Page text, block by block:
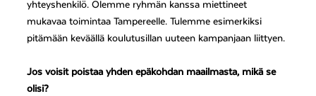
yhteyshenkilö. Olemme ryhmän kanssa miettineet
mukavaa toimintaa Tampereelle. Tulemme esimerkiksi
pitämään keväällä koulutusillan uuteen kampanjaan liittyen.
Jos voisit poistaa yhden epäkohdan maailmasta, mikä se
olisi?